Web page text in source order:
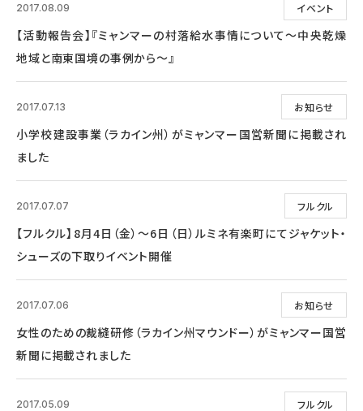
イベント
2017.08.09
【活動報告会】『ミャンマーの村落給水事情について～中央乾燥
地域と南東国境の事例から～』
お知らせ
2017.07.13
小学校建設事業（ラカイン州）がミャンマー国営新聞に掲載され
ました
フルクル
2017.07.07
【フルクル】8月4日（金）～6日（日）ルミネ有楽町にてジャケット・
シューズの下取りイベント開催
お知らせ
2017.07.06
女性のための裁縫研修（ラカイン州マウンドー）がミャンマー国営
新聞に掲載されました
フルクル
2017.05.09